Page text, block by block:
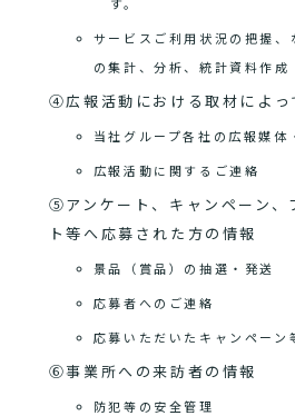
サービスご利用状況の把握、
の集計、分析、統計資料作成
④広報活動における取材によっ
当社グループ各社の広報媒体
広報活動に関するご連絡
⑤アンケート、キャンペーン、
ト等へ応募された方の情報
景品（賞品）の抽選・発送
応募者へのご連絡
応募いただいたキャンペーン
⑥事業所への来訪者の情報
防犯等の安全管理